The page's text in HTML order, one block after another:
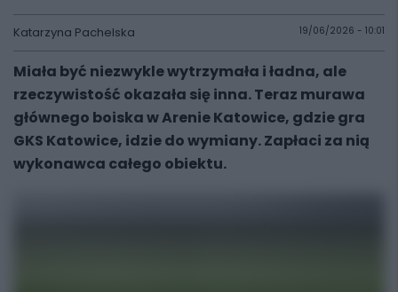
Katarzyna Pachelska 19/06/2026 - 10:01
Miała być niezwykle wytrzymała i ładna, ale
rzeczywistość okazała się inna. Teraz murawa
głównego boiska w Arenie Katowice, gdzie gra
GKS Katowice, idzie do wymiany. Zapłaci za nią
wykonawca całego obiektu.